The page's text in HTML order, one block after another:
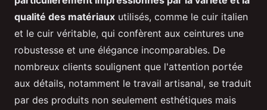
qualité des matériaux utilisés, comme le cuir italien
et le cuir véritable, qui confèrent aux ceintures une
robustesse et une élégance incomparables. De
nombreux clients soulignent que l'attention portée
aux détails, notamment le travail artisanal, se traduit
par des produits non seulement esthétiques mais